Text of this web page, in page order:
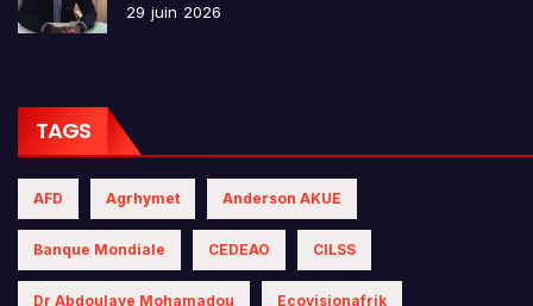
29 juin 2026
TAGS
AFD Agrhymet Anderson AKUE
Banque Mondiale CEDEAO CILSS
Dr Abdoulaye Mohamadou Ecovisionafrik